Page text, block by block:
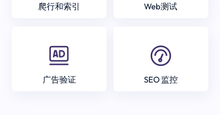
爬行和索引 Web测试
广告验证 SEO 监控